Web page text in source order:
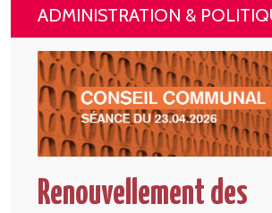
Vivre à Auderghem
En 1 clic
ADMINISTRATION &
Renouvellement des